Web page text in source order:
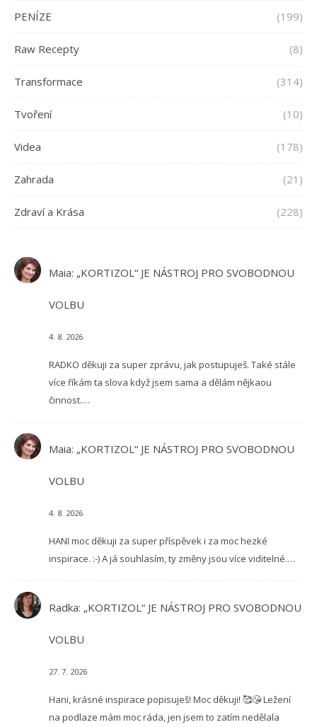
PENÍZE (199)
Raw Recepty (8)
Transformace (314)
Tvoření (10)
Videa (178)
Zahrada (21)
Zdraví a Krása (228)
Maia: „KORTIZOL“ JE NÁSTROJ PRO SVOBODNOU
VOLBU
4. 8. 2026
RADKO děkuji za super zprávu, jak postupuješ. Také stále
více říkám ta slova když jsem sama a dělám nějkaou
činnost.…
Maia: „KORTIZOL“ JE NÁSTROJ PRO SVOBODNOU
VOLBU
4. 8. 2026
HANI moc děkuji za super příspěvek i za moc hezké
inspirace. :-) A já souhlasím, ty změny jsou více viditelné.…
Radka: „KORTIZOL“ JE NÁSTROJ PRO SVOBODNOU
VOLBU
27. 7. 2026
Hani, krásné inspirace popisuješ! Moc děkuji! 🥰😘 Ležení
na podlaze mám moc ráda, jen jsem to zatím nedělala